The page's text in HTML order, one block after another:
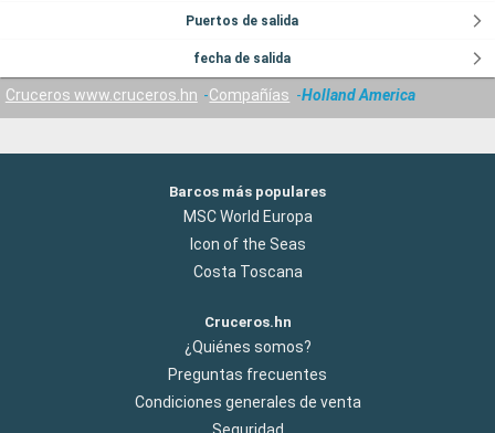
Puertos de salida
fecha de salida
Cruceros www.cruceros.hn Compañías Holland America
Barcos más populares
MSC World Europa
Icon of the Seas
Costa Toscana
Cruceros.hn
¿Quiénes somos?
Preguntas frecuentes
Condiciones generales de venta